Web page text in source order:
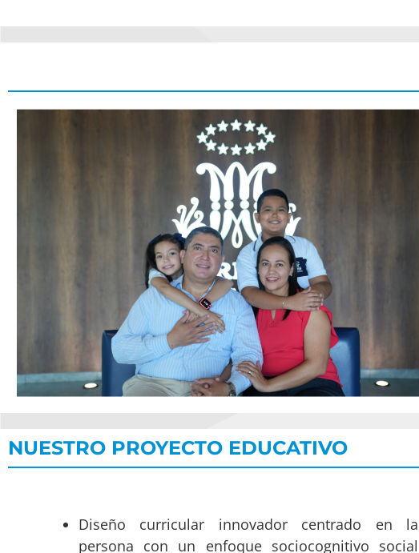
NUESTRO PROYECTO EDUCATIVO
Diseño curricular innovador centrado en la
persona con un enfoque sociocognitivo social